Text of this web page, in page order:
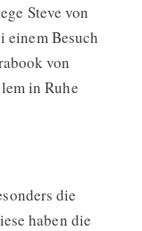
Steve von
einem Besuch
von
in Ruhe
die
haben die